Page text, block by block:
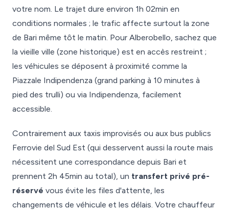
votre nom. Le trajet dure environ 1h 02min en
conditions normales ; le trafic affecte surtout la zone
de Bari même tôt le matin. Pour Alberobello, sachez que
la vieille ville (zone historique) est en accès restreint ;
les véhicules se déposent à proximité comme la
Piazzale Indipendenza (grand parking à 10 minutes à
pied des trulli) ou via Indipendenza, facilement
accessible.
Contrairement aux taxis improvisés ou aux bus publics
Ferrovie del Sud Est (qui desservent aussi la route mais
nécessitent une correspondance depuis Bari et
prennent 2h 45min au total), un transfert privé pré-
réservé vous évite les files d'attente, les
changements de véhicule et les délais. Votre chauffeur